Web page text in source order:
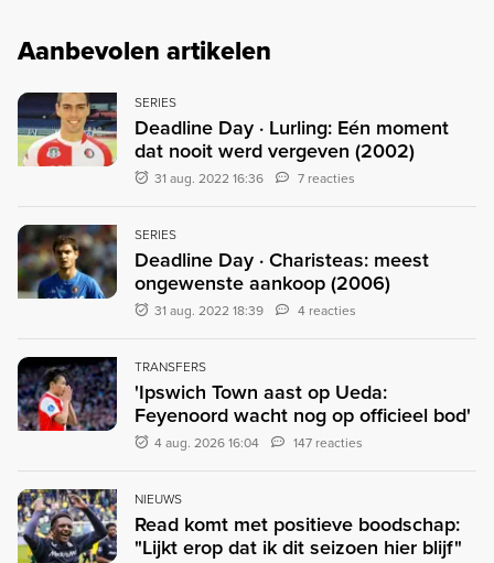
Aanbevolen artikelen
SERIES
Deadline Day · Lurling: Eén moment
dat nooit werd vergeven (2002)
31 aug. 2022 16:36 7 reacties
SERIES
Deadline Day · Charisteas: meest
ongewenste aankoop (2006)
31 aug. 2022 18:39 4 reacties
TRANSFERS
'Ipswich Town aast op Ueda:
Feyenoord wacht nog op officieel bod'
4 aug. 2026 16:04 147 reacties
NIEUWS
Read komt met positieve boodschap:
"Lijkt erop dat ik dit seizoen hier blijf"